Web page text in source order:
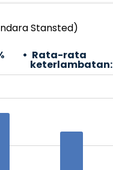
Stansted)
Rata-rata
keterlambatan: